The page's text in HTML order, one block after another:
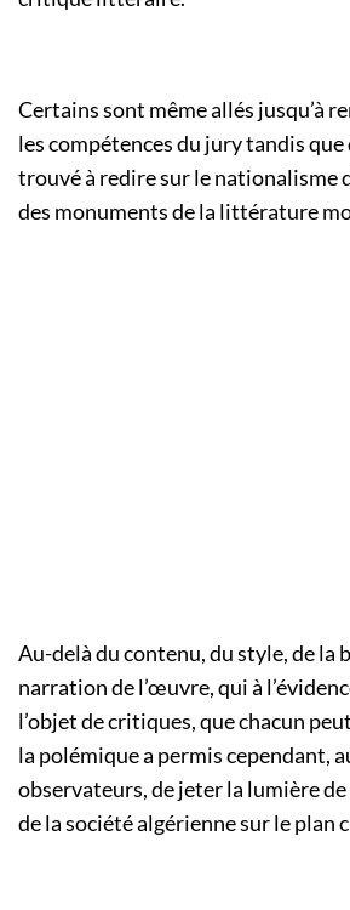
Certains sont même allés jusqu’à
les compétences du jury tandis que
trouvé à redire sur le nationalisme
des monuments de la littérature
Au-delà du contenu, du style, de la
narration de l’œuvre, qui à
l’objet de critiques, que chacun
la polémique a permis cependant,
observateurs, de jeter la lumière de
de la société algérienne sur le plan